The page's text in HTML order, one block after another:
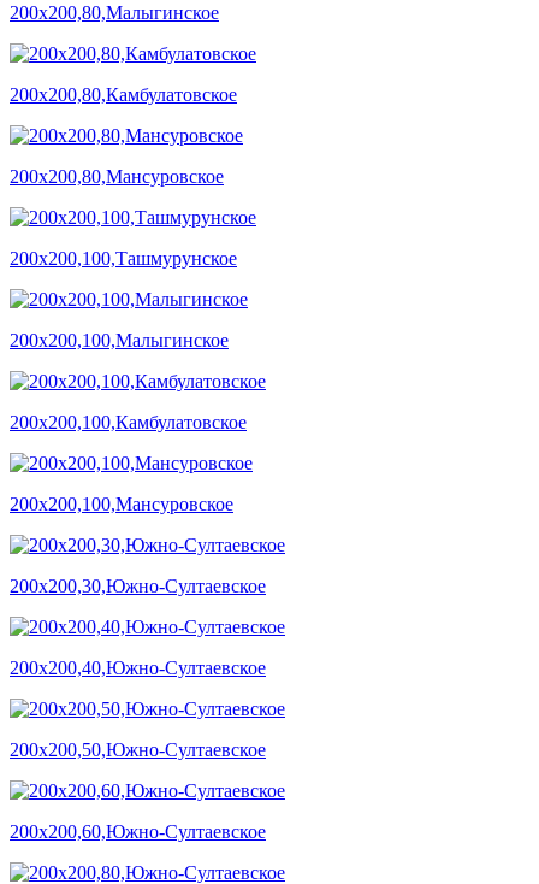
200х200,80,Малыгинское
200х200,80,Камбулатовское
200х200,80,Мансуровское
200х200,100,Ташмурунское
200х200,100,Малыгинское
200х200,100,Камбулатовское
200х200,100,Мансуровское
200х200,30,Южно-Султаевское
200х200,40,Южно-Султаевское
200х200,50,Южно-Султаевское
200х200,60,Южно-Султаевское